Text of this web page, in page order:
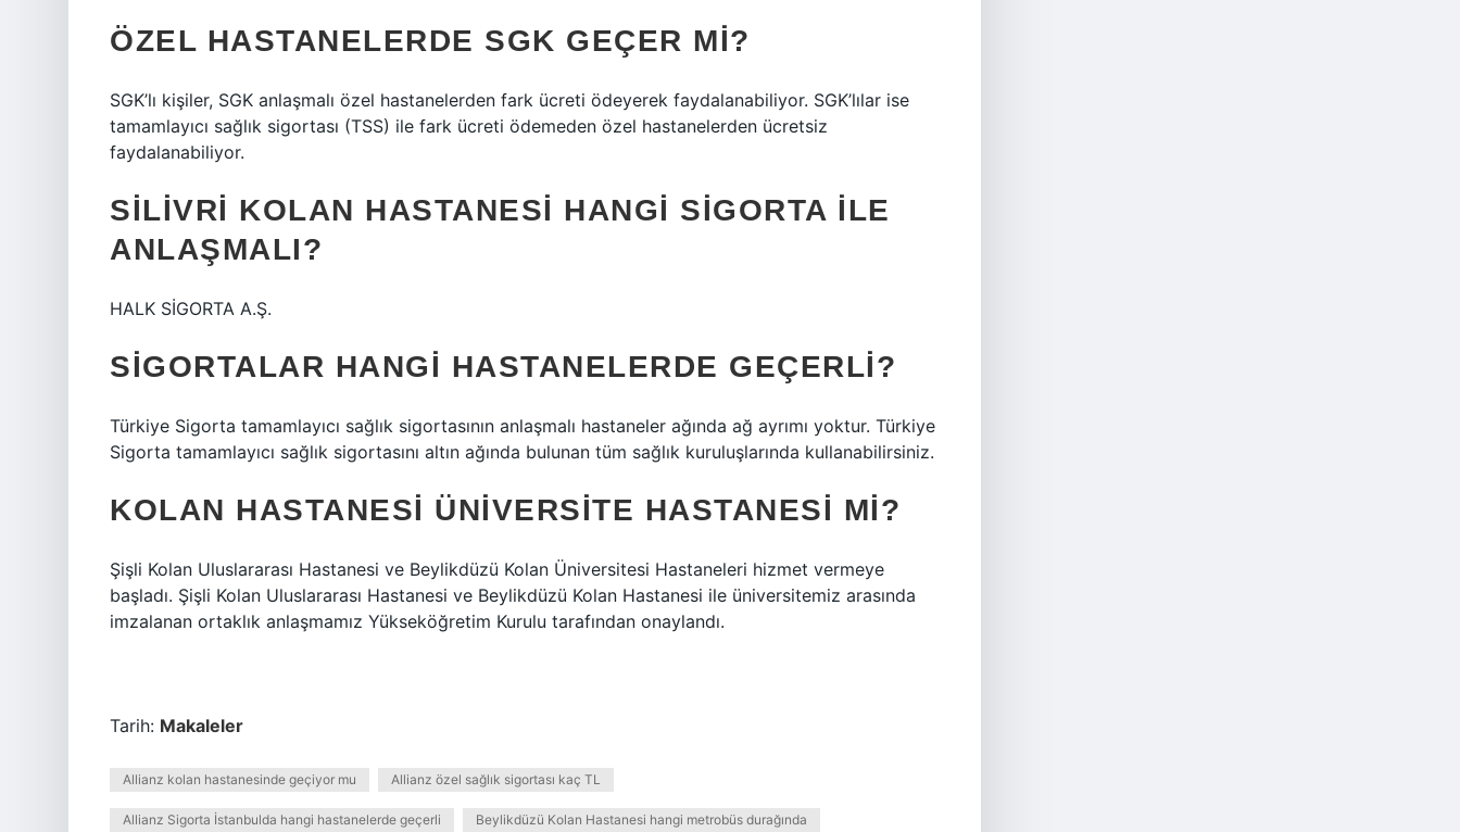
ÖZEL HASTANELERDE SGK GEÇER MI?
SGK’lı kişiler, SGK anlaşmalı özel hastanelerden fark ücreti ödeyerek faydalanabiliyor. SGK’lılar ise
tamamlayıcı sağlık sigortası (TSS) ile fark ücreti ödemeden özel hastanelerden ücretsiz
faydalanabiliyor.
SILIVRI KOLAN HASTANESI HANGI SIGORTA ILE
ANLAŞMALI?
HALK SİGORTA A.Ş.
SIGORTALAR HANGI HASTANELERDE GEÇERLI?
Türkiye Sigorta tamamlayıcı sağlık sigortasının anlaşmalı hastaneler ağında ağ ayrımı yoktur. Türkiye
Sigorta tamamlayıcı sağlık sigortasını altın ağında bulunan tüm sağlık kuruluşlarında kullanabilirsiniz.
KOLAN HASTANESI ÜNIVERSITE HASTANESI MI?
Şişli Kolan Uluslararası Hastanesi ve Beylikdüzü Kolan Üniversitesi Hastaneleri hizmet vermeye
başladı. Şişli Kolan Uluslararası Hastanesi ve Beylikdüzü Kolan Hastanesi ile üniversitemiz arasında
imzalanan ortaklık anlaşmamız Yükseköğretim Kurulu tarafından onaylandı.
Tarih: Makaleler
Allianz kolan hastanesinde geçiyor mu Allianz özel sağlık sigortası kaç TL
Allianz Sigorta İstanbulda hangi hastanelerde geçerli Beylikdüzü Kolan Hastanesi hangi metrobüs durağında